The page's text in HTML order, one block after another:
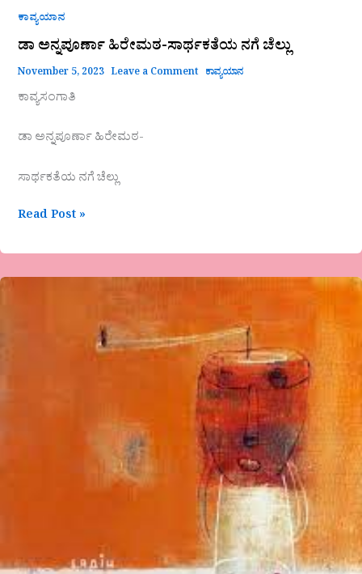
ಕಾವ್ಯಯಾನ
ಡಾ ಅನ್ನಪೂರ್ಣಾ ಹಿರೇಮಠ-ಸಾರ್ಥಕತೆಯ ನಗೆ ಚೆಲ್ಲು
November 5, 2023 Leave a Comment ಕಾವ್ಯಯಾನ
ಕಾವ್ಯಸಂಗಾತಿ
ಡಾ ಅನ್ನಪೂರ್ಣಾ ಹಿರೇಮಠ-
ಸಾರ್ಥಕತೆಯ ನಗೆ ಚೆಲ್ಲು
Read Post »